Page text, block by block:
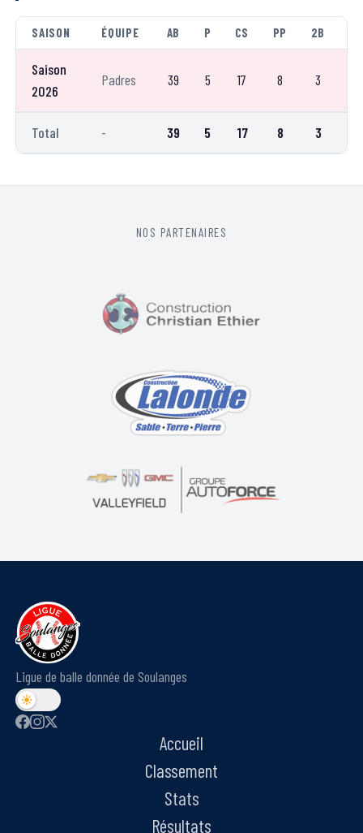
SAISON ÉQUIPE AB P CS PP 2B
Saison
2026
Padres 39 5 17 8 3
Total - 39 5 17 8 3
NOS PARTENAIRES
Ligue de balle donnée de Soulanges
Accueil
Classement
Stats
Résultats